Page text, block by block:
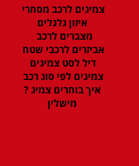
צמיגים לרכב מסחרי
איזון גלגלים
מצברים לרכב
אביזרים לרכבי שטח
דיל לסט צמיגים
צמיגים לפי סוג רכב
איך בוחרים צמיג ?
מישלין